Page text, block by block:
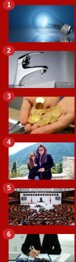
1
2
3
4
5
6